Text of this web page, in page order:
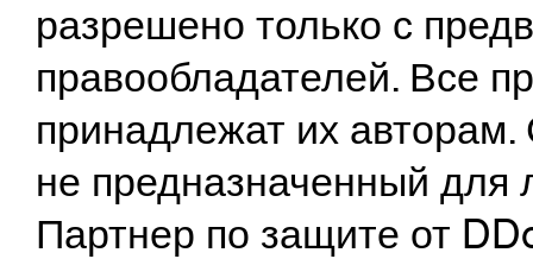
разрешено только с
правообладателей. Все
принадлежат их
не предназначенный
Партнер по защите от